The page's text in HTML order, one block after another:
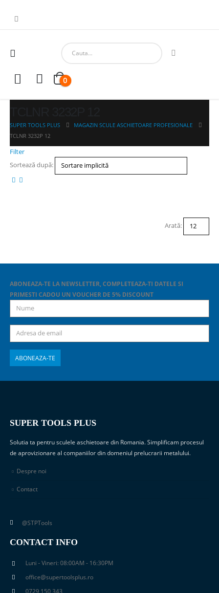
0
SUPER TOOLS PLUS
MAGAZIN SCULE ASCHIETOARE PROFESIONALE
TCLNR 3232P 12
Filter
Sortează după:
Arată:
ABONEAZA-TE LA NEWSLETTER, COMPLETEAZA-TI DATELE SI
PRIMESTI CADOU UN VOUCHER DE 5% DISCOUNT
SUPER TOOLS PLUS
Solutia ta pentru sculele aschietoare din Romania. Simplificam procesul
de aprovizionare al companiilor din domeniul prelucrarii metalului.
Despre noi
Contact
@STPTools
CONTACT INFO
Luni - Vineri: 08:00AM - 16:30PM
office@supertoolsplus.ro
0729 150 343